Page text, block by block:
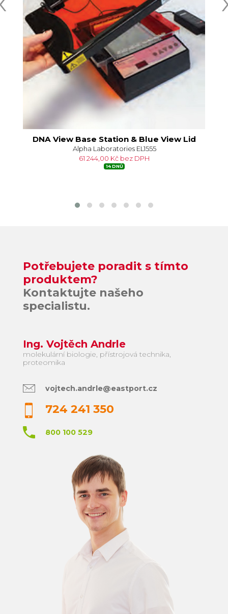
DNA View Base Station & Blue View Lid
Alpha Laboratories EL1555
61 244,00 Kč bez DPH
14 DNŮ
Potřebujete poradit s tímto
produktem?
Kontaktujte našeho
specialistu.
Ing. Vojtěch Andrle
molekulární biologie, přístrojová technika,
proteomika
vojtech.andrle@eastport.cz
724 241 350
800 100 529